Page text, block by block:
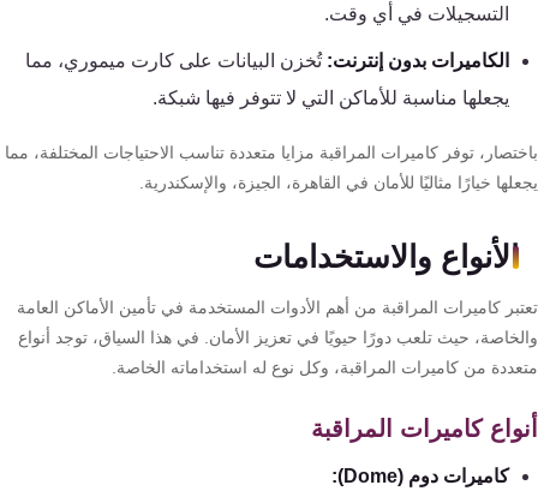
التسجيلات في أي وقت.
الكاميرات بدون إنترنت:تُخزن البيانات على كارت ميموري، مما
يجعلها مناسبة للأماكن التي لا تتوفر فيها شبكة.
توفر كاميرات المراقبة مزايا متعددة تناسب الاحتياجات المختلفة، مما
خيارًا مثاليًا للأمان في القاهرة، الجيزة، والإسكندرية.
الأنواع والاستخدامات
كاميرات المراقبة من أهم الأدوات المستخدمة في تأمين الأماكن العامة
حيث تلعب دورًا حيويًا في تعزيز الأمان. في هذا السياق، توجد أنواع
من كاميرات المراقبة، وكل نوع له استخداماته الخاصة.
كاميرات المراقبة
كاميرات دوم (Dome):